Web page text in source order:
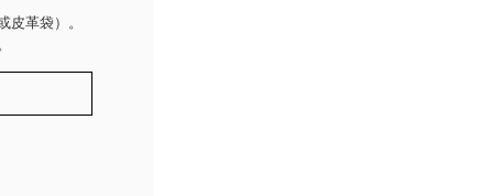
革袋）。